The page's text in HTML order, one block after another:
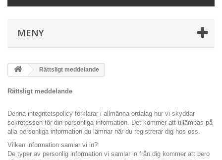
MENY
Rättsligt meddelande
Rättsligt meddelande
Denna integritetspolicy förklarar i allmänna ordalag hur vi skyddar
sekretessen för din personliga information. Det kommer att tillämpas på
alla personliga information du lämnar när du registrerar dig hos oss.
Vilken information samlar vi in?
De typer av personlig information vi samlar in från dig kommer att bero